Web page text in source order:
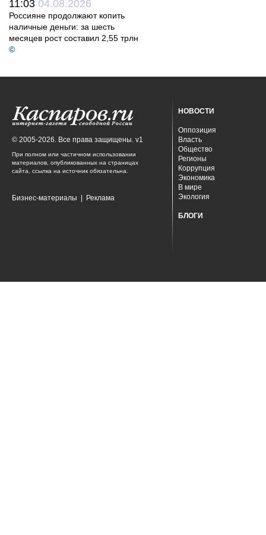
11:03 04.08.2026
Россияне продолжают копить
наличные деньги: за шесть
месяцев рост составил 2,55 трлн
©
© 2005-2026. Все права защищены. v1
При полном или частичном использовании
материалов, опубликованных на страницах
сайта, ссылка на источник обязательна.
Бизнес-материалы Реклама
НОВОСТИ
Оппозиция
Власть
Общество
Регионы
Коррупция
Экономика
В мире
Экология
БЛОГИ